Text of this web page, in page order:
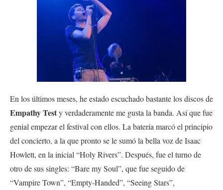
En los últimos meses, he estado escuchado bastante los discos de
Empathy Testy verdaderamente me gusta la banda. Así que fue
genial empezar el festival con ellos. La batería marcó el principio
del concierto, a la que pronto se le sumó la bella voz de Isaac
Howlett, en la inicial “Holy Rivers”. Después, fue el turno de
otro de sus singles: “Bare my Soul”, que fue seguido de
“Vampire Town”, “Empty-Handed”, “Seeing Stars”,